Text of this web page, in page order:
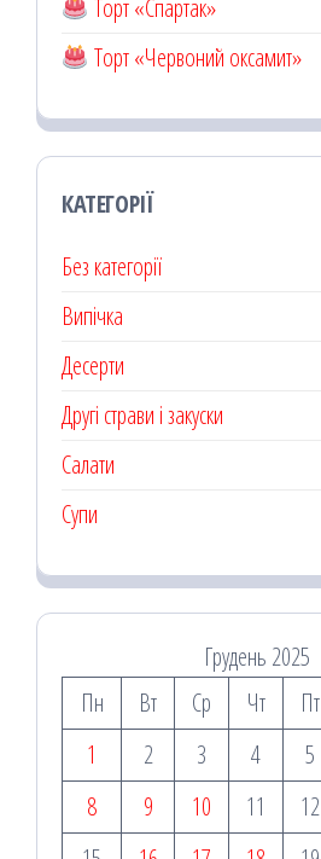
Торт «Спартак»
Торт «Червоний оксамит»
КАТЕГОРІЇ
Без категорії
Випічка
Десерти
Другі страви і закуски
Салати
Супи
Грудень 2025
Пн
Вт Ср Чт Пт
1
2 3 4 5
8
9 10 11 12